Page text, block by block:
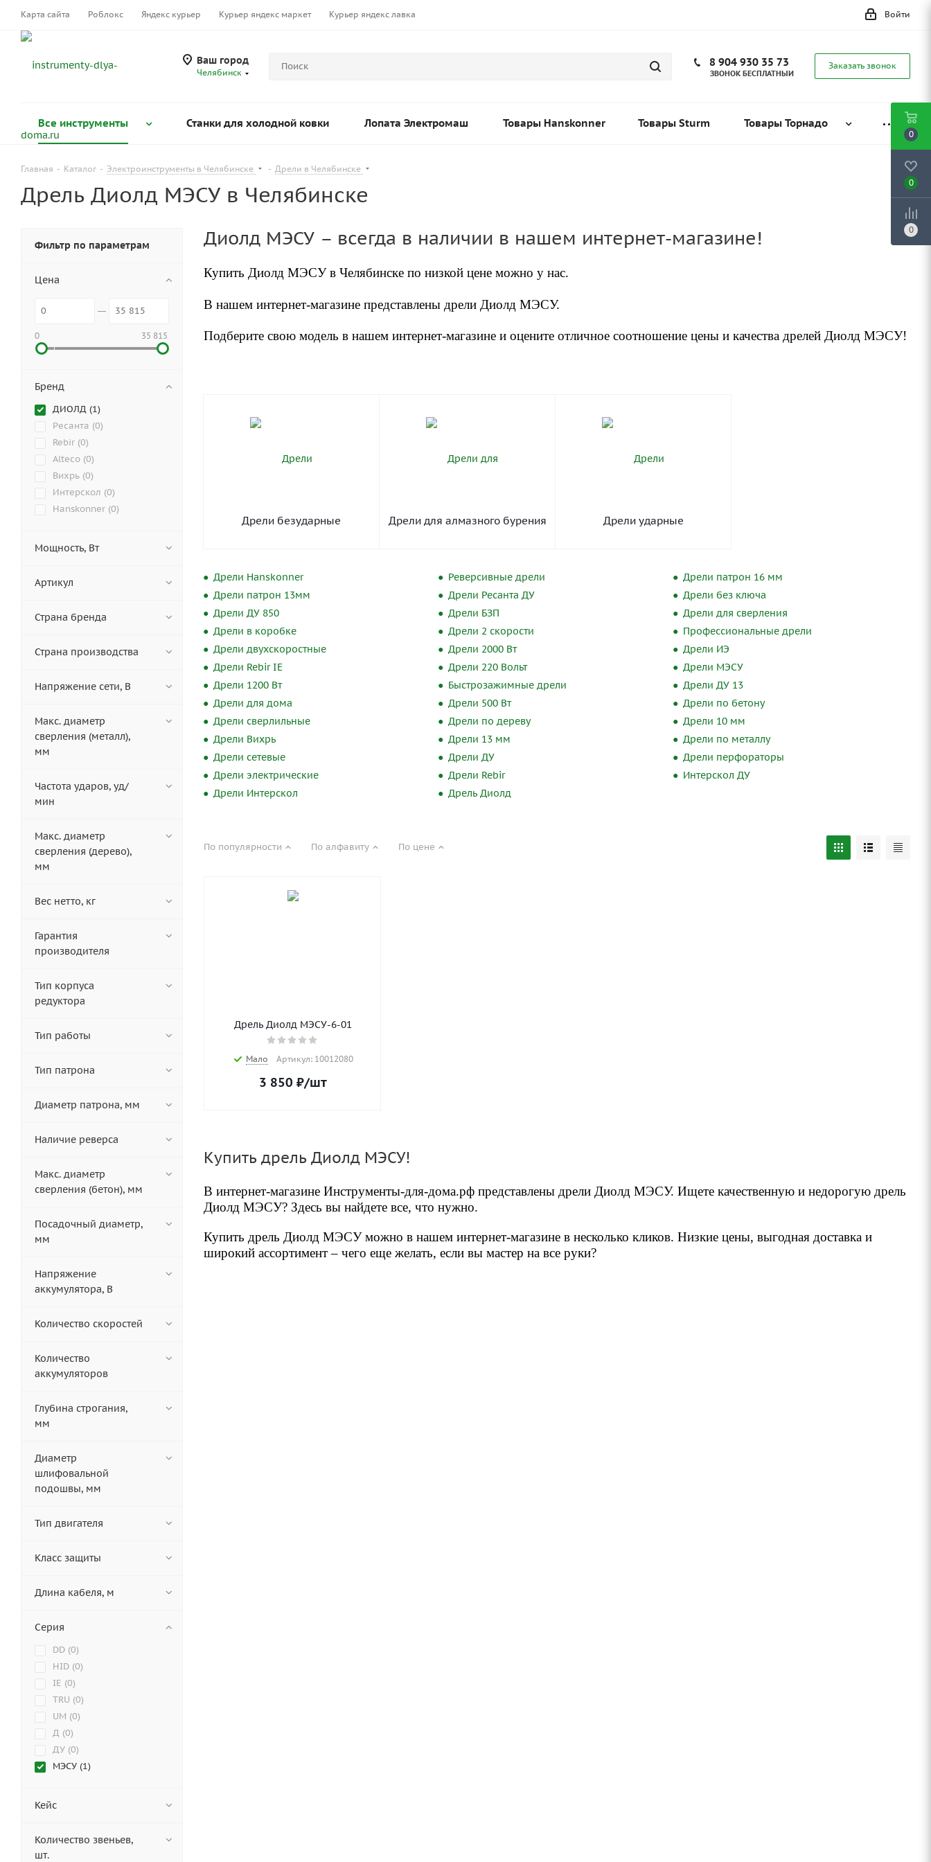
Карта сайта Роблокс Яндекс курьер Курьер яндекс маркет Курьер яндекс лавка Войти
Ваш город
Челябинск
8 904 930 35 73
ЗВОНОК БЕСПЛАТНЫЙ
Заказать звонок
Все инструменты Станки для холодной ковки Лопата Электромаш Товары Hanskonner Товары Sturm Товары Торнадо
Главная - Каталог - Электроинструменты в Челябинске - Дрели в Челябинске
Дрель Диолд МЭСУ в Челябинске
Диолд МЭСУ – всегда в наличии в нашем интернет-магазине!
Купить Диолд МЭСУ в Челябинске по низкой цене можно у нас.
В нашем интернет-магазине представлены дрели Диолд МЭСУ.
Подберите свою модель в нашем интернет-магазине и оцените отличное соотношение цены и качества дрелей Диолд МЭСУ!
Дрели безударные Дрели для алмазного бурения Дрели ударные
Дрели Hanskonner Реверсивные дрели
Дрели патрон 16 мм
Дрели патрон 13мм
Дрели Ресанта ДУ
Дрели без ключа
Дрели ДУ 850
Дрели БЗП
Дрели для сверления
Дрели в коробке
Дрели 2 скорости
Профессиональные дрели
Дрели двухскоростные
Дрели 2000 Вт
Дрели ИЭ
Дрели Rebir IE
Дрели 220 Вольт
Дрели МЭСУ
Дрели 1200 Вт
Быстрозажимные дрели
Дрели ДУ 13
Дрели для дома
Дрели 500 Вт
Дрели по бетону
Дрели сверлильные
Дрели по дереву
Дрели 10 мм
Дрели Вихрь
Дрели 13 мм
Дрели по металлу
Дрели сетевые
Дрели ДУ
Дрели перфораторы
Дрели электрические
Дрели Rebir
Интерскол ДУ
Дрели Интерскол
Дрель Диолд
По популярности По алфавиту По цене
Дрель Диолд МЭСУ-6-01
Мало Артикул: 10012080
3 850 ₽/шт
Купить дрель Диолд МЭСУ!
В интернет-магазине Инструменты-для-дома.рф представлены дрели Диолд МЭСУ. Ищете качественную и недорогую дрель
Диолд МЭСУ? Здесь вы найдете все, что нужно.
Купить дрель Диолд МЭСУ можно в нашем интернет-магазине в несколько кликов. Низкие цены, выгодная доставка и
широкий ассортимент – чего еще желать, если вы мастер на все руки?
Фильтр по параметрам
Цена
0 35 815
Бренд
ДИОЛД (1)
Ресанта (0)
Rebir (0)
Alteco (0)
Вихрь (0)
Интерскол (0)
Hanskonner (0)
Мощность, Вт
Артикул
Страна бренда
Страна производства
Напряжение сети, В
Макс. диаметр
сверления (металл),
мм
Частота ударов, уд/
мин
Макс. диаметр
сверления (дерево),
мм
Вес нетто, кг
Гарантия
производителя
Тип корпуса
редуктора
Тип работы
Тип патрона
Диаметр патрона, мм
Наличие реверса
Макс. диаметр
сверления (бетон), мм
Посадочный диаметр,
мм
Напряжение
аккумулятора, В
Количество скоростей
Количество
аккумуляторов
Глубина строгания,
мм
Диаметр
шлифовальной
подошвы, мм
Тип двигателя
Класс защиты
Длина кабеля, м
Серия
DD (0)
HID (0)
IE (0)
TRU (0)
UM (0)
Д (0)
ДУ (0)
МЭСУ (1)
Кейс
Количество звеньев,
шт.
0
0
0